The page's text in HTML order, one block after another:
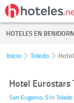
HOTELES EN
Inicio Toledo
Hotel Eurostars
San Eugenio, S/n